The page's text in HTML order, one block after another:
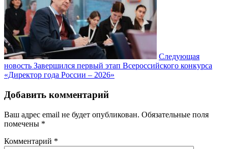
Следующая
новость Завершился первый этап Всероссийского конкурса
«Директор года России – 2026»
Добавить комментарий
Ваш адрес email не будет опубликован. Обязательные поля
помечены *
Комментарий *